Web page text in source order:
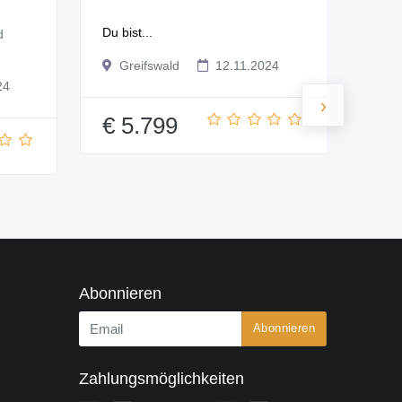
Du bist...
Greifswald 12.11.2024
€ 5.799
›
Abonnieren
Abonnieren
Zahlungsmöglichkeiten